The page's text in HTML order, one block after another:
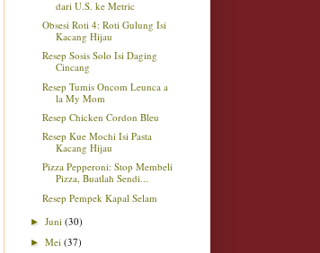
dari U.S. ke Metric
Obsesi Roti 4: Roti Gulung Isi
Kacang Hijau
Resep Sosis Solo Isi Daging
Cincang
Resep Tumis Oncom Leunca a
la My Mom
Resep Chicken Cordon Bleu
Resep Kue Mochi Isi Pasta
Kacang Hijau
Pizza Pepperoni: Stop Membeli
Pizza, Buatlah Sendi...
Resep Pempek Kapal Selam
►Juni(30)
►Mei(37)